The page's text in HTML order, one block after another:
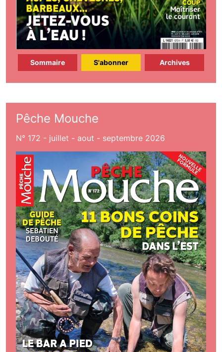
Sommaire S'abonner Archives
Pêche Mouche
N° 172 - juillet - aout - septembre 2026